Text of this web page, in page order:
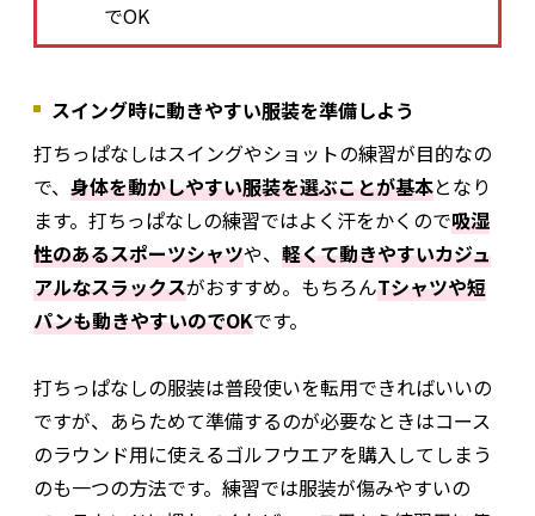
でOK
スイング時に動きやすい服装を準備しよう
打ちっぱなしはスイングやショットの練習が目的なの
で、 身体を動かしやすい服装を選ぶことが基本となり
ます。打ちっぱなしの練習ではよく汗をかくので吸湿
性のあるスポーツシャツや、 軽くて動きやすいカジュ
アルなスラックスがおすすめ。もちろんTシャツや短
パンも動きやすいのでOKです。
打ちっぱなしの服装は普段使いを転用できればいいの
ですが、あらためて準備するのが必要なときはコース
のラウンド用に使えるゴルフウエアを購入してしまう
のも一つの方法です。練習では服装が傷みやすいの